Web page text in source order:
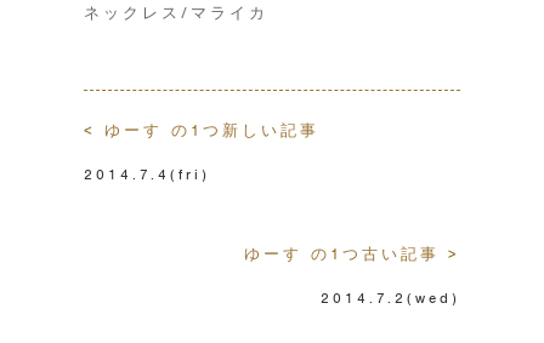
ネックレス/マライカ
< ゆーす の1つ新しい記事
2014.7.4 (fri)
ゆーす の1つ古い記事 >
2014.7.2 (wed)